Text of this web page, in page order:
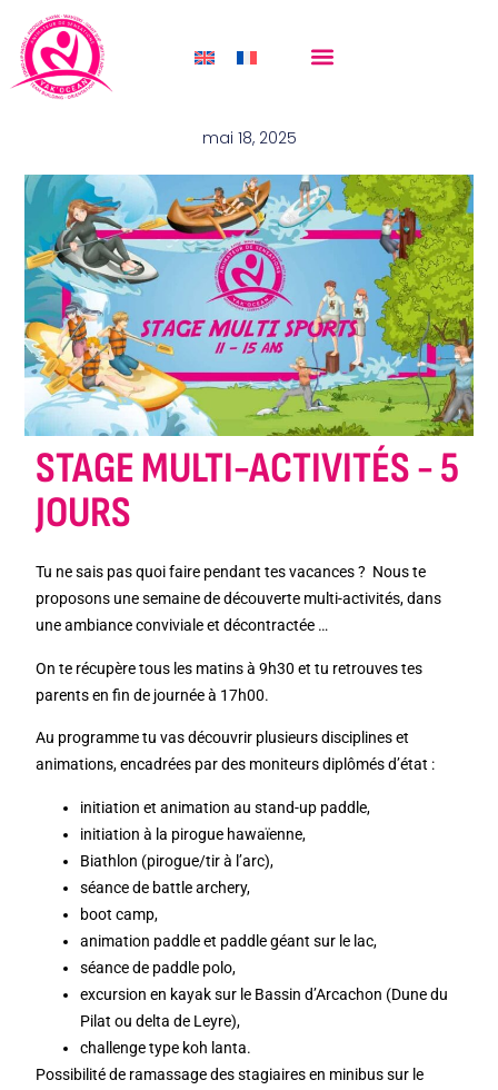
VACANCES ADOS STAGE MULTI-
mai 18, 2025
STAGE MULTI-ACTIVITÉS - 5
JOURS
Tu ne sais pas quoi faire pendant tes vacances ? Nous te
proposons une semaine de découverte multi-activités, dans
une ambiance conviviale et décontractée …
On te récupère tous les matins à 9h30 et tu retrouves tes
parents en fin de journée à 17h00.
Au programme tu vas découvrir plusieurs disciplines et
animations, encadrées par des moniteurs diplômés d’état :
initiation et animation au stand-up paddle,
initiation à la pirogue hawaïenne,
Biathlon (pirogue/tir à l’arc),
séance de battle archery,
boot camp,
animation paddle et paddle géant sur le lac,
séance de paddle polo,
excursion en kayak sur le Bassin d’Arcachon (Dune du
Pilat ou delta de Leyre),
challenge type koh lanta.
Possibilité de ramassage des stagiaires en minibus sur le